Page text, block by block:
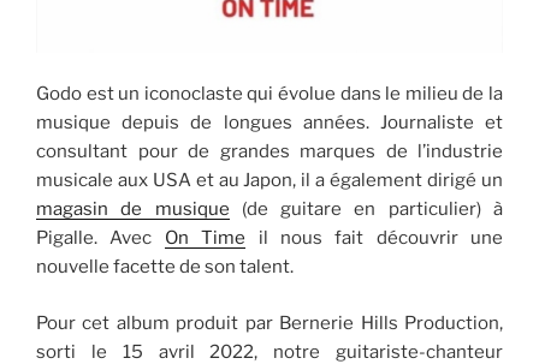
Godo est un iconoclaste qui évolue dans le milieu de la
musique depuis de longues années. Journaliste et
consultant pour de grandes marques de l’industrie
musicale aux USA et au Japon, il a également dirigé un
magasin de musique (de guitare en particulier) à
Pigalle. Avec On Time il nous fait découvrir une
nouvelle facette de son talent.
Pour cet album produit par Bernerie Hills Production,
sorti le 15 avril 2022, notre guitariste-chanteur